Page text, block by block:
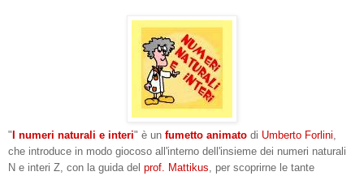
" I numeri naturali e interi" è un fumetto animato di Umberto Forlini
che introduce in modo giocoso all'interno dell'insieme dei numeri naturali
N e interi Z, con la guida del prof. Mattikus , per scoprirne le tante